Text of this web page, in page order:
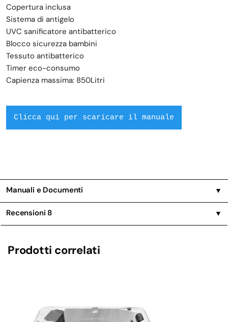
Copertura inclusa
Sistema di antigelo
UVC sanificatore antibatterico
Blocco sicurezza bambini
Tessuto antibatterico
Timer eco-consumo
Capienza massima: 850Litri
Clicca qui per scaricare il manuale
Manuali e Documenti ▼
Recensioni 8 ▼
Prodotti correlati